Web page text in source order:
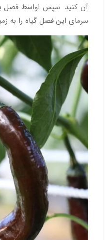
آن کنید. سپس اواسط فصل
سرمای این فصل گیاه را به